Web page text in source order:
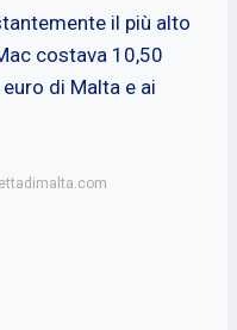
il più alto
costava 10,50
di Malta e ai